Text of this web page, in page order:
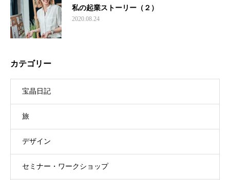
私の起業ストーリー（２）
2020.08.24
カテゴリー
宝晶日記
旅
デザイン
セミナー・ワークショップ